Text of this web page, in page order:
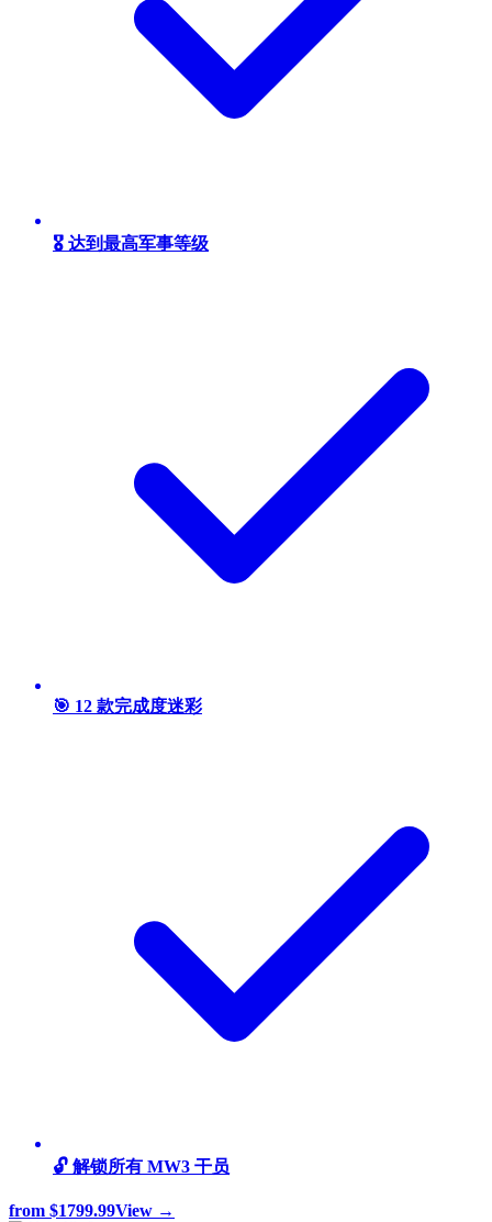
🎖️ 达到最高军事等级
🎯 12 款完成度迷彩
🔓 解锁所有 MW3 干员
from $1799.99View →